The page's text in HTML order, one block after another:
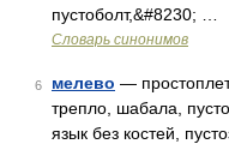
пустоболт,&#8230; …
Словарь синонимов
6 мелево —
трепло, шабала,
язык без костей,